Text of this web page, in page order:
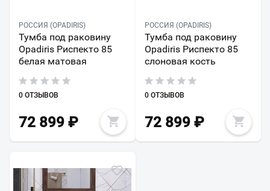
РОССИЯ (OPADIRIS)
Тумба под раковину
Opadiris Риспекто 85
белая матовая
0 ОТЗЫВОВ
72 899 ₽
РОССИЯ (OPADIRIS)
Тумба под раковину
Opadiris Риспекто 85
слоновая кость
0 ОТЗЫВОВ
72 899₽